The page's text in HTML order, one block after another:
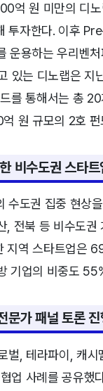
억 원 미만의 디
투자한다. 이후
운용하는 우리벤
있는 디노랩은
를 통해서는 총
원 규모의 2호
비수도권 스타트
수도권 집중 현상
, 전북 등 비수도
지역 스타트업은
기업의 비중도
문가 패널 토론 진
벌, 테라파이, 캐
업 사례를 공유했